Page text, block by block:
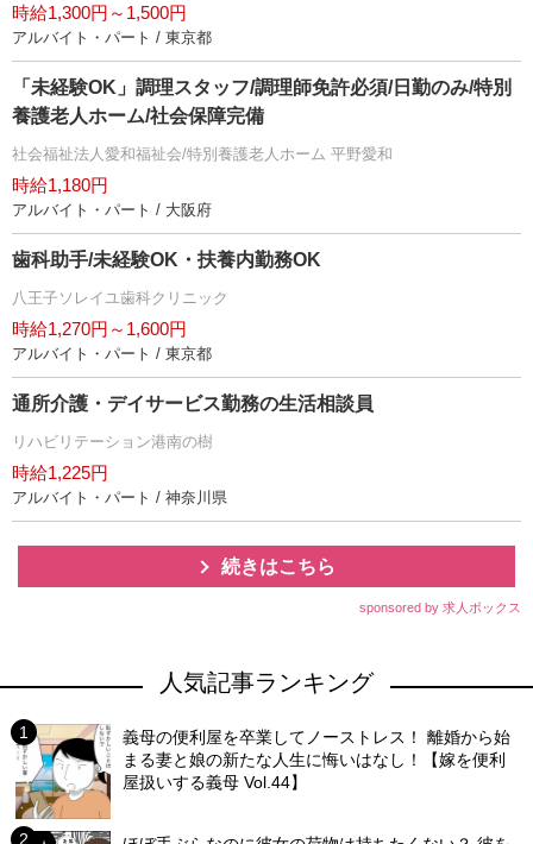
時給1,300円～1,500円
アルバイト・パート / 東京都
「未経験OK」調理スタッフ/調理師免許必須/日勤のみ/特別
養護老人ホーム/社会保障完備
社会福祉法人愛和福祉会/特別養護老人ホーム 平野愛和
時給1,180円
アルバイト・パート / 大阪府
歯科助手/未経験OK・扶養内勤務OK
八王子ソレイユ歯科クリニック
時給1,270円～1,600円
アルバイト・パート / 東京都
通所介護・デイサービス勤務の生活相談員
リハビリテーション港南の樹
時給1,225円
アルバイト・パート / 神奈川県
続きはこちら
sponsored by 求人ボックス
人気記事ランキング
義母の便利屋を卒業してノーストレス！ 離婚から始
まる妻と娘の新たな人生に悔いはなし！【嫁を便利
屋扱いする義母 Vol.44】